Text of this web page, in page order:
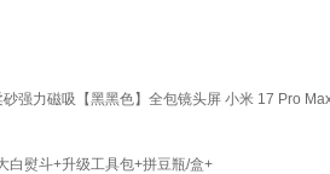
强力磁吸【黑黑色】全包镜头屏 小米 17 Pro
白熨斗+升级工具包+拼豆瓶/盒+